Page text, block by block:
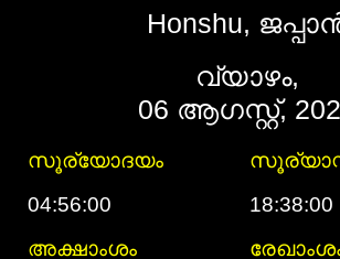
Honshu,
വ്യാഴം,
06 ആഗസ്റ്റ്,
സൂര്യോദയം
04:56:00
18:38:00
അക്ഷാംശം